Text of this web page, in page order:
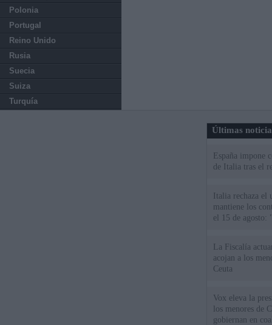
Polonia
Portugal
Reino Unido
Rusia
Suecia
Suiza
Turquía
Últimas
España impone
de Italia tras el
Italia rechaza
mantiene los
el 15 de agosto:
La Fiscalía
acojan a los
Ceuta
Vox eleva la
los menores de
gobiernan en